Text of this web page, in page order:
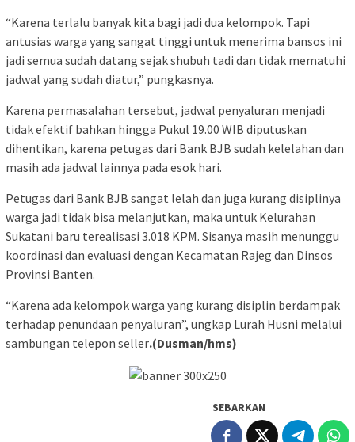
“Karena terlalu banyak kita bagi jadi dua kelompok. Tapi
antusias warga yang sangat tinggi untuk menerima bansos ini
jadi semua sudah datang sejak shubuh tadi dan tidak mematuhi
jadwal yang sudah diatur,” pungkasnya.
Karena permasalahan tersebut, jadwal penyaluran menjadi
tidak efektif bahkan hingga Pukul 19.00 WIB diputuskan
dihentikan, karena petugas dari Bank BJB sudah kelelahan dan
masih ada jadwal lainnya pada esok hari.
Petugas dari Bank BJB sangat lelah dan juga kurang disiplinya
warga jadi tidak bisa melanjutkan, maka untuk Kelurahan
Sukatani baru terealisasi 3.018 KPM. Sisanya masih menunggu
koordinasi dan evaluasi dengan Kecamatan Rajeg dan Dinsos
Provinsi Banten.
“Karena ada kelompok warga yang kurang disiplin berdampak
terhadap penundaan penyaluran”, ungkap Lurah Husni melalui
sambungan telepon seller.(Dusman/hms)
SEBARKAN